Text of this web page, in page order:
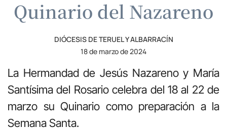
Quinario del Nazareno
DIÓCESIS DE TERUEL Y ALBARRACÍN
18 de marzo de 2024
La Hermandad de Jesús Nazareno y María
Santísima del Rosario celebra del 18 al 22 de
marzo su Quinario como preparación a la
Semana Santa.